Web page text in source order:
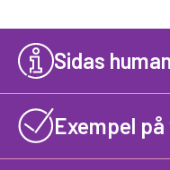
Sidas
Exempel